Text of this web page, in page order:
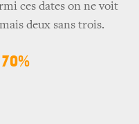
ces dates on ne voit
deux sans trois.